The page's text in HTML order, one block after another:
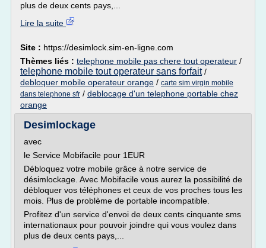
plus de deux cents pays,...
Lire la suite
Site : https://desimlock.sim-en-ligne.com
Thèmes liés : telephone mobile pas chere tout operateur /
telephone mobile tout operateur sans forfait/
debloquer mobile operateur orange / carte sim virgin mobile
dans telephone sfr / deblocage d'un telephone portable chez
orange
Desimlockage
avec
le Service Mobifacile pour 1EUR
Débloquez votre mobile grâce à notre service de
désimlockage. Avec Mobifacile vous aurez la possibilité de
débloquer vos téléphones et ceux de vos proches tous les
mois. Plus de problème de portable incompatible.
Profitez d'un service d'envoi de deux cents cinquante sms
internationaux pour pouvoir joindre qui vous voulez dans
plus de deux cents pays,...